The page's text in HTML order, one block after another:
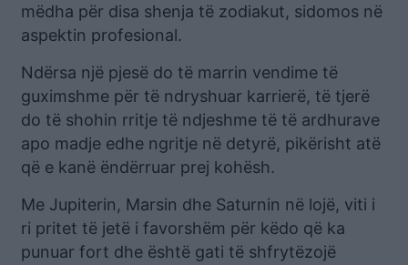
mëdha për disa shenja të zodiakut, sidomos në
aspektin profesional.
Ndërsa një pjesë do të marrin vendime të
guximshme për të ndryshuar karrierë, të tjerë
do të shohin rritje të ndjeshme të të ardhurave
apo madje edhe ngritje në detyrë, pikërisht atë
që e kanë ëndërruar prej kohësh.
Me Jupiterin, Marsin dhe Saturnin në lojë, viti i
ri pritet të jetë i favorshëm për këdo që ka
punuar fort dhe është gati të shfrytëzojë